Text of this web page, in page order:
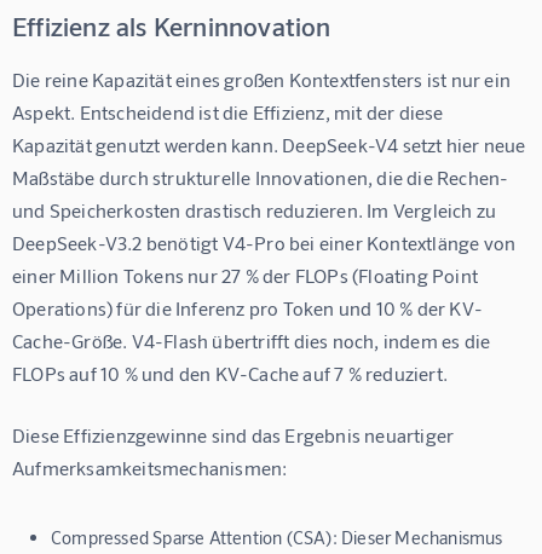
Effizienz als Kerninnovation
Die reine Kapazität eines großen Kontextfensters ist nur ein
Aspekt. Entscheidend ist die Effizienz, mit der diese
Kapazität genutzt werden kann. DeepSeek-V4 setzt hier neue
Maßstäbe durch strukturelle Innovationen, die die Rechen-
und Speicherkosten drastisch reduzieren. Im Vergleich zu
DeepSeek-V3.2 benötigt V4-Pro bei einer Kontextlänge von
einer Million Tokens nur 27 % der FLOPs (Floating Point
Operations) für die Inferenz pro Token und 10 % der KV-
Cache-Größe. V4-Flash übertrifft dies noch, indem es die
FLOPs auf 10 % und den KV-Cache auf 7 % reduziert.
Diese Effizienzgewinne sind das Ergebnis neuartiger
Aufmerksamkeitsmechanismen:
Compressed Sparse Attention (CSA): Dieser Mechanismus